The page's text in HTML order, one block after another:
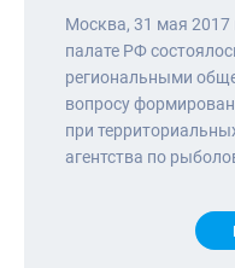
Москва, 31 мая
палате РФ
региональными
вопросу
при
агентства по